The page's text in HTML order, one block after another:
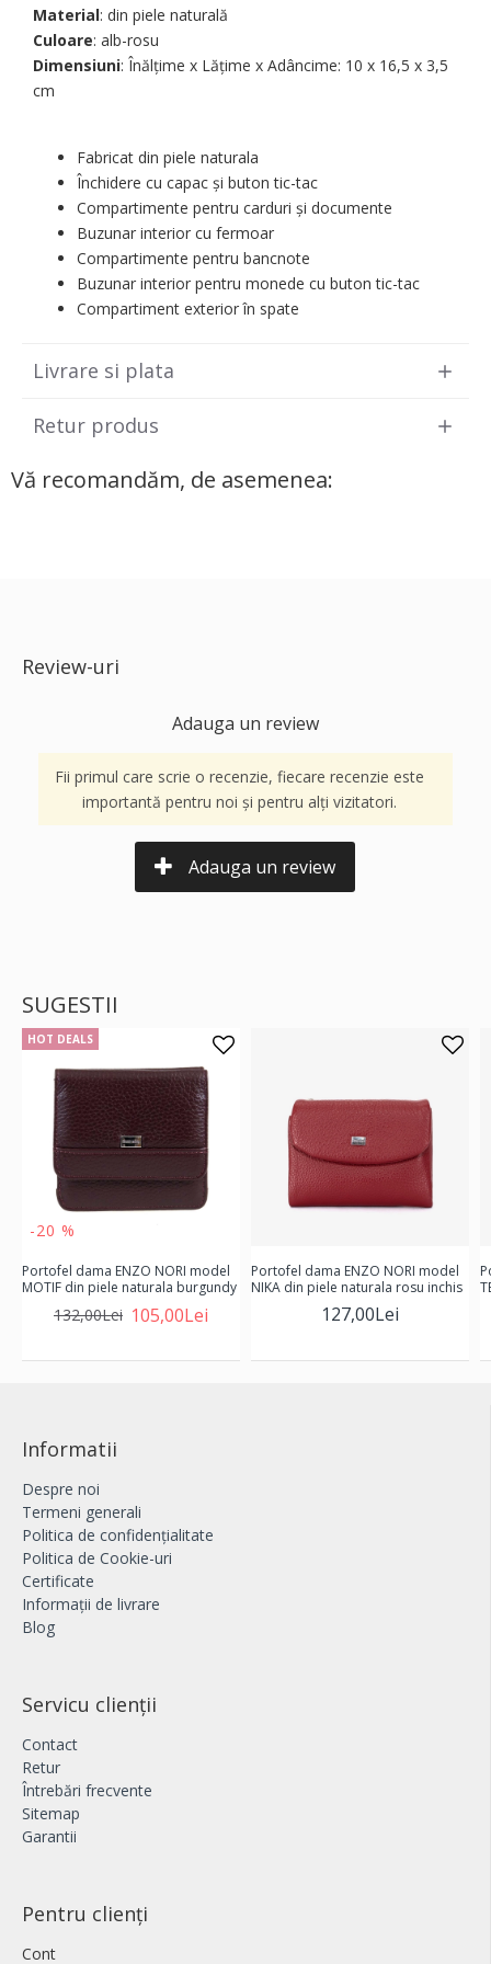
Material: din piele naturală
Culoare: alb-rosu
Dimensiuni: Înălțime x Lățime x Adâncime: 10 х 16,5 х 3,5
cm
Fabricat din piele naturala
Închidere cu capac și buton tic-tac
Compartimente pentru carduri și documente
Buzunar interior cu fermoar
Compartimente pentru bancnote
Buzunar interior pentru monede cu buton tic-tac
Compartiment exterior în spate
Livrare si plata
Retur produs
Vă recomandăm, de asemenea:
Review-uri
Adauga un review
Fii primul care scrie o recenzie, fiecare recenzie este
importantă pentru noi și pentru alți vizitatori.
Adauga un review
SUGESTII
HOT DEALS
-20 %
Portofel dama ENZO NORI model
MOTIF din piele naturala burgundy
105,00Lei
132,00Lei
Portofel dama ENZO NORI model
NIKA din piele naturala rosu inchis
127,00Lei
Informatii
Despre noi
Termeni generali
Politica de confidențialitate
Politica de Cookie-uri
Certificate
Informații de livrare
Blog
Servicu clienții
Contact
Retur
Întrebări frecvente
Sitemap
Garantii
Pentru clienți
Cont